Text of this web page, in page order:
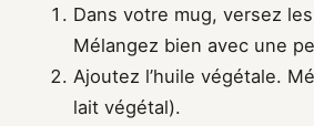
Dans votre mug, versez
Mélangez bien avec une
Ajoutez l’huile végétale.
lait végétal).